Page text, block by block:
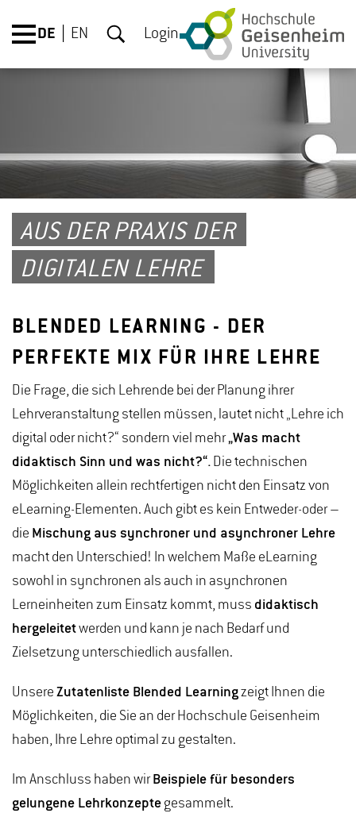
DE EN Login
AUS DER PRAXIS DER
DIGITALEN LEHRE
BLENDED LEARNING - DER
PERFEKTE MIX FÜR IHRE LEHRE
Die Frage, die sich Lehrende bei der Planung ihrer
Lehrveranstaltung stellen müssen, lautet nicht „Lehre ich
digital oder nicht?“ sondern viel mehr„Was macht
didaktisch Sinn und was nicht?“. Die technischen
Möglichkeiten allein rechtfertigen nicht den Einsatz von
eLearning-Elementen. Auch gibt es kein Entweder-oder –
die Mischung aus synchroner und asynchroner Lehre
macht den Unterschied! In welchem Maße eLearning
sowohl in synchronen als auch in asynchronen
Lerneinheiten zum Einsatz kommt, muss didaktisch
hergeleitetwerden und kann je nach Bedarf und
Zielsetzung unterschiedlich ausfallen.
Unsere Zutatenliste Blended Learningzeigt Ihnen die
Möglichkeiten, die Sie an der Hochschule Geisenheim
haben, Ihre Lehre optimal zu gestalten.
Im Anschluss haben wirBeispiele für besonders
gelungene Lehrkonzepte gesammelt.